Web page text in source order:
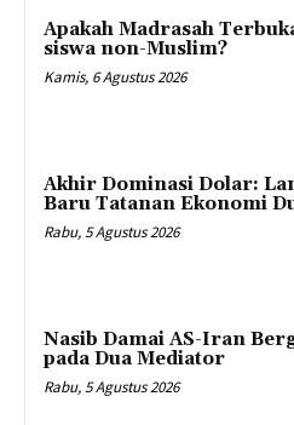
Apakah Madrasah
siswa non-Muslim?
Kamis, 6 Agustus 2026
Akhir Dominasi Dolar:
Baru Tatanan Ekonomi
Rabu, 5 Agustus 2026
Nasib Damai AS-Iran
pada Dua Mediator
Rabu, 5 Agustus 2026